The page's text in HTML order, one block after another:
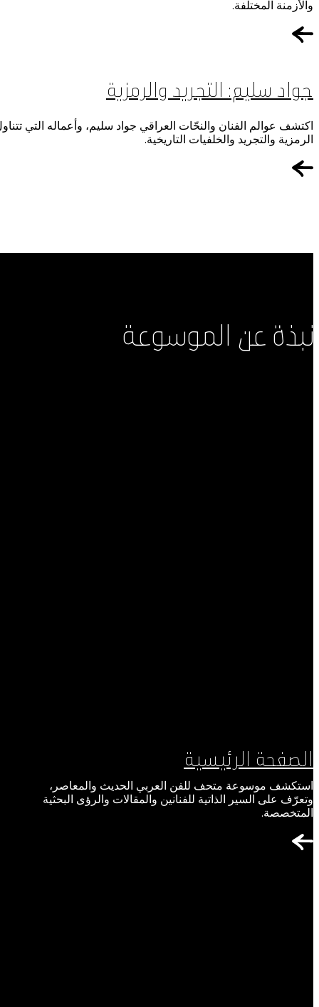
والأزمنة المختلفة.
جواد سليم: التجريد والرمزية
اكتشف عوالم الفنان والنحّات العراقي جواد سليم، وأعماله التي
الرمزية والتجريد والخلفيات التاريخية.
نبذة عن الموسوعة
الصفحة الرئيسية
استكشف موسوعة متحف للفن العربي الحديث والمعاصر،
وتعرّف على السير الذاتية للفنانين والمقالات والرؤى البحثية
المتخصصة.